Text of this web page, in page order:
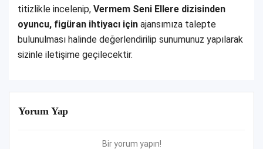
titizlikle incelenip, Vermem Seni Ellere dizisinden
oyuncu, figüran ihtiyacı için ajansımıza talepte
bulunulması halinde değerlendirilip sunumunuz yapılarak
sizinle iletişime geçilecektir.
Yorum Yap
Bir yorum yapın!